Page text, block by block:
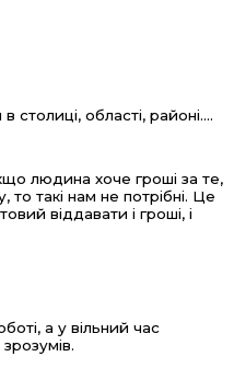
області, районі....
людина хоче гроші за те,
такі нам не потрібні. Це
віддавати і гроші, і
а у вільний час